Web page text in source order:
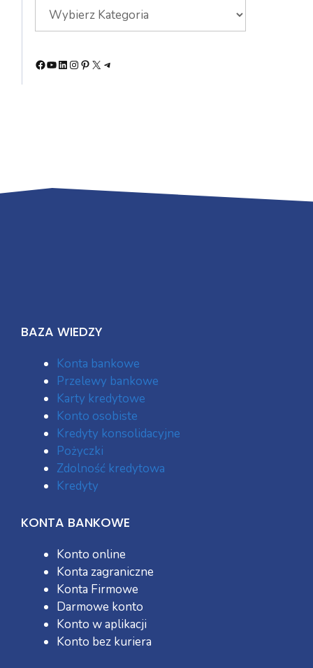
Facebook
YouTube
LinkedIn
Instagram
Pinterest
X Telegram
BAZA WIEDZY
Konta bankowe
Przelewy bankowe
Karty kredytowe
Konto osobiste
Kredyty konsolidacyjne
Pożyczki
Zdolność kredytowa
Kredyty
KONTA BANKOWE
Konto online
Konta zagraniczne
Konta Firmowe
Darmowe konto
Konto w aplikacji
Konto bez kuriera